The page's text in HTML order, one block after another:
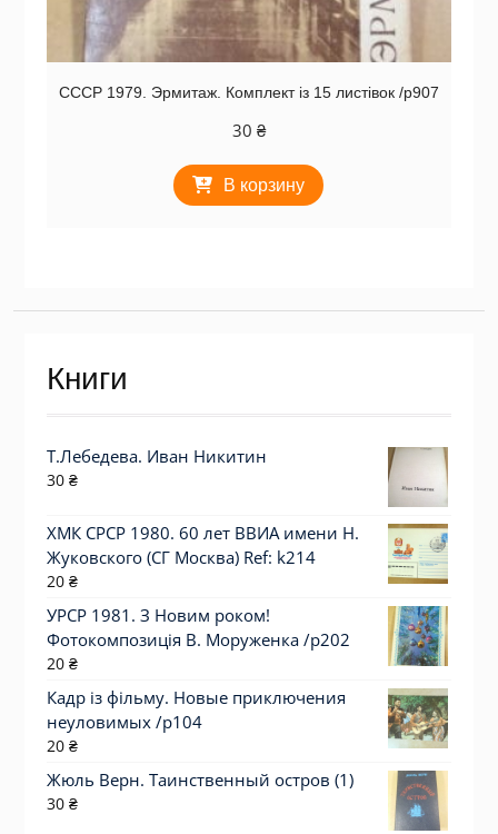
СССР 1979. Эрмитаж. Комплект із 15 листівок /р907
30 ₴
В корзину
Книги
Т.Лебедева. Иван Никитин
30 ₴
ХМК СРСР 1980. 60 лет ВВИА имени Н.
Жуковского (СГ Москва) Ref: k214
20 ₴
УРСР 1981. З Новим роком!
Фотокомпозиція В. Моруженка /р202
20 ₴
Кадр із фільму. Новые приключения
неуловимых /p104
20 ₴
Жюль Верн. Таинственный остров (1)
30 ₴